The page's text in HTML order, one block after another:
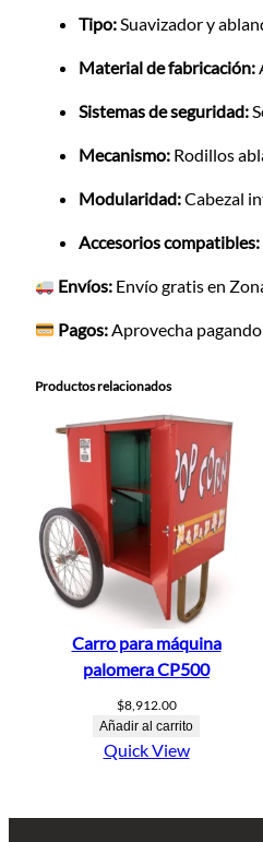
Tipo:Suavizador y
Material de fabricación:
Sistemas de seguridad:
Mecanismo: Rodillos
Modularidad:Cabezal
Accesorios compatibles:
Envíos: Envío gratis en
Pagos:Aprovecha
Productos relacionados
Carro para máquina
palomera CP500
$8,912.00
Añadir al carrito
Quick View